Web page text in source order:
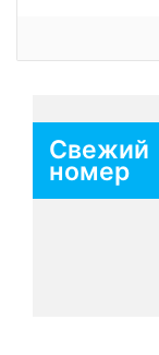
Свежий
номер